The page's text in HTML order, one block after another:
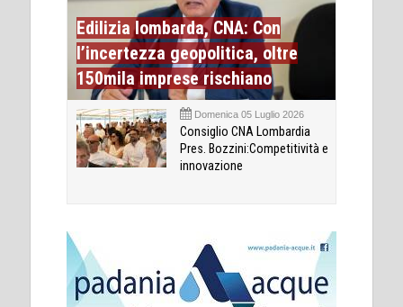
Edilizia lombarda, CNA: Con
l’incertezza geopolitica, oltre
150mila imprese rischiano
Domenica 05 Luglio 2026
Consiglio CNA Lombardia
Pres. Bozzini:Competitività e
innovazione